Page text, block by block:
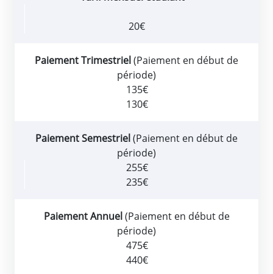
20€
Paiement Trimestriel(Paiement en début de
période)
135€
130€
Paiement Semestriel(Paiement en début de
période)
255€
235€
Paiement Annuel(Paiement en début de
période)
475€
440€